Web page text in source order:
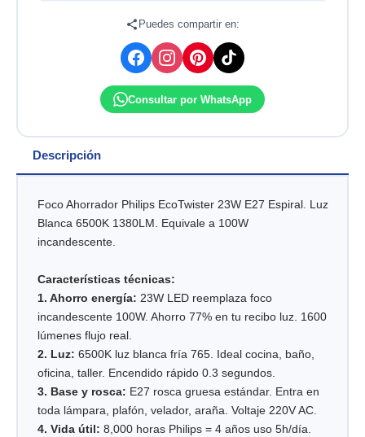
Puedes compartir en:
Consultar por WhatsApp
Descripción
Foco Ahorrador Philips EcoTwister 23W E27 Espiral. Luz
Blanca 6500K 1380LM. Equivale a 100W
incandescente.
Características técnicas:
1. Ahorro energía: 23W LED reemplaza foco
incandescente 100W. Ahorro 77% en tu recibo luz. 1600
lúmenes flujo real.
2. Luz: 6500K luz blanca fría 765. Ideal cocina, baño,
oficina, taller. Encendido rápido 0.3 segundos.
3. Base y rosca: E27 rosca gruesa estándar. Entra en
toda lámpara, plafón, velador, araña. Voltaje 220V AC.
4. Vida útil: 8,000 horas Philips = 4 años uso 5h/día.